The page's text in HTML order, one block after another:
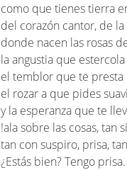
como que tienes tierra
del corazón cantor, de
donde nacen las rosas
la angustia que
el temblor que te presta
el rozar a que pides
y la esperanza que te
!ala sobre las cosas, tan
tan con suspiro, prisa,
¿Estás bien? Tengo